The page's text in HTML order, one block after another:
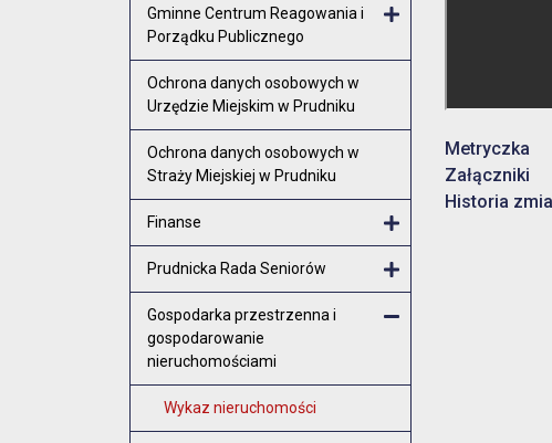
Gminne Centrum Reagowania i
Porządku Publicznego
Ochrona danych osobowych w
Urzędzie Miejskim w Prudniku
Ochrona danych osobowych w
Straży Miejskiej w Prudniku
Finanse
Prudnicka Rada Seniorów
Gospodarka przestrzenna i
gospodarowanie
nieruchomościami
Wykaz nieruchomości
Metryczka
Załączniki
Historia